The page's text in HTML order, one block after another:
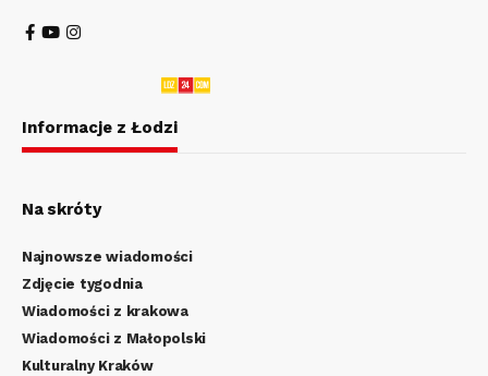
Informacje z Łodzi
Na skróty
Najnowsze wiadomości
Zdjęcie tygodnia
Wiadomości z krakowa
Wiadomości z Małopolski
Kulturalny Kraków